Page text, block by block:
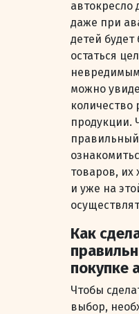
автокресло
даже при
детей
остаться
можно
количество
продукции.
товаров, их
и уже на
Как
покупке
Чтобы
выбор,